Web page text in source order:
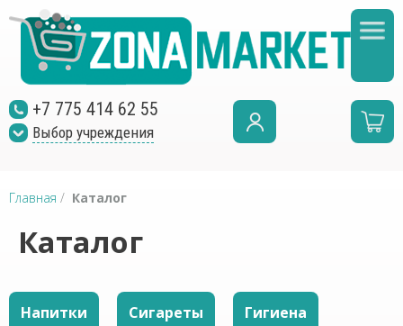
+7 775 414 62 55
Выбор учреждения
Главная / Каталог
Каталог
Напитки Сигареты Гигиена